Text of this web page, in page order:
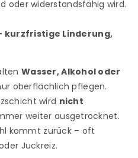
oder widerstandsfähig wird.
kurzfristige Linderung,
Wasser, Alkohol oder
oberflächlich pflegen.
wird nicht
weiter ausgetrocknet.
kommt zurück – oft
Juckreiz.